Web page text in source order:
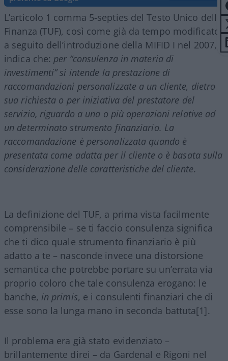
L’articolo 1 comma 5-septies del Testo Unico della
Finanza (TUF), così come già da tempo modificato
a seguito dell’introduzione della MIFID I nel 2007,
indica che: per “consulenza in materia di
investimenti” si intende la prestazione di
raccomandazioni personalizzate a un cliente, dietro
sua richiesta o per iniziativa del prestatore del
servizio, riguardo a una o più operazioni relative ad
un determinato strumento finanziario. La
raccomandazione è personalizzata quando è
presentata come adatta per il cliente o è basata sulla
considerazione delle caratteristiche del cliente.
La definizione del TUF, a prima vista facilmente
comprensibile – se ti faccio consulenza significa
che ti dico quale strumento finanziario è più
adatto a te – nasconde invece una distorsione
semantica che potrebbe portare su un’errata via
proprio coloro che tale consulenza erogano: le
banche, in primis, e i consulenti finanziari che di
esse sono la lunga mano in seconda battuta[1].
Il problema era già stato evidenziato –
brillantemente direi – da Gardenal e Rigoni nel